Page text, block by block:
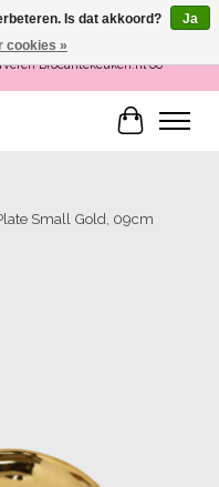
zaterdag 12-16 uur of als de
Brocantekeuken.nl 06
Small Gold, 09cm
Is dat akkoord?
Ja
cookies »